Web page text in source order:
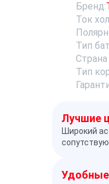
Бренд:
Ток
Тип
Тип
Лучшие
Широкий